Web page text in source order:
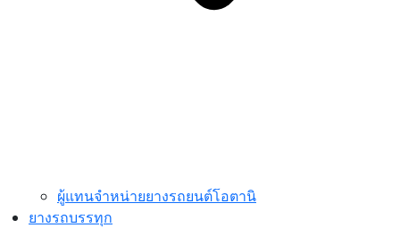
ผู้แทนจำหน่ายยางรถยนต์โอตานิ
ยางรถบรรทุก